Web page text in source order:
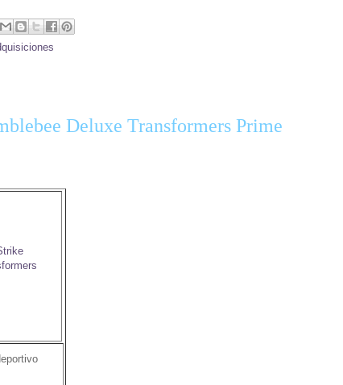
Deluxe Transformers Prime